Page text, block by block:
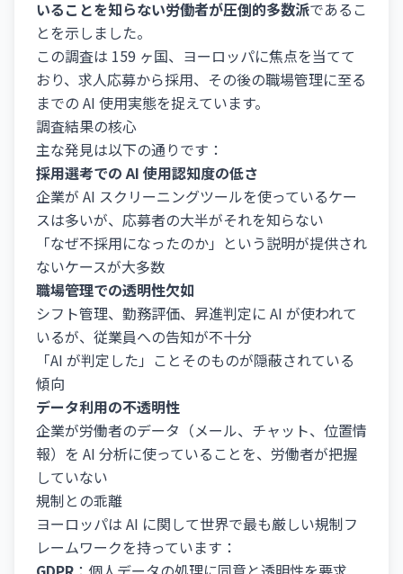
いることを知らない労働者が圧倒的多数派であるこ
とを示しました。
この調査は 159 ヶ国、ヨーロッパに焦点を当てて
おり、求人応募から採用、その後の職場管理に至る
までの AI 使用実態を捉えています。
調査結果の核心
主な発見は以下の通りです：
採用選考での AI 使用認知度の低さ
企業が AI スクリーニングツールを使っているケー
スは多いが、応募者の大半がそれを知らない
「なぜ不採用になったのか」という説明が提供され
ないケースが大多数
職場管理での透明性欠如
シフト管理、勤務評価、昇進判定に AI が使われて
いるが、従業員への告知が不十分
「AI が判定した」ことそのものが隠蔽されている
傾向
データ利用の不透明性
企業が労働者のデータ（メール、チャット、位置情
報）を AI 分析に使っていることを、労働者が把握
していない
規制との乖離
ヨーロッパは AI に関して世界で最も厳しい規制フ
レームワークを持っています：